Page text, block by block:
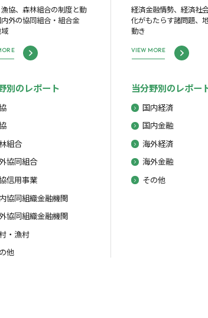
協、森林組合の制度と動
外の協同組合・組合金
別のレポート
組合
協同組合
信用事業
協同組織金融機関
協同組織金融機関
・漁村
他
経済金融情勢、経済社
化がもたらす諸問題、
動き
VIEW MORE
当分野別のレポー
国内経済
国内金融
海外経済
海外金融
その他